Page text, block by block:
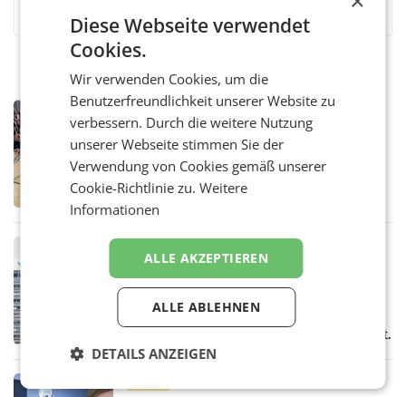
RETAIL
Bipa unterstützt Bewegte Kids
Sommercamps im Osten Österreichs
Bereits zum zweiten Mal begleitet Bipa das
polysportive Sommersportcamp „Bewegte
Kids“. Während der Campwochen in den
Monaten Juli und August versorgt das
voestalpine verzeichnet solides
erstes Quartal und steigert EBITDA
Der voestalpine-Konzern hat im 1. Quartal
des Geschäftsjahres 2026/27 (1. April bis 30.
Juni 2026) ein solides Ergebnis erwirtschaftet.
Der Umsatz stieg im Vergleich zur
Diese Webseite verwendet
Cookies.
Wir verwenden Cookies, um die
Benutzerfreundlichkeit unserer Website zu
verbessern. Durch die weitere Nutzung
unserer Webseite stimmen Sie der
Verwendung von Cookies gemäß unserer
Cookie-Richtlinie zu.Weitere
Informationen
ALLE AKZEPTIEREN
ALLE ABLEHNEN
DETAILS ANZEIGEN